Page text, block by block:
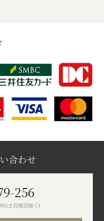
合わせ
256
土日祝日除く)